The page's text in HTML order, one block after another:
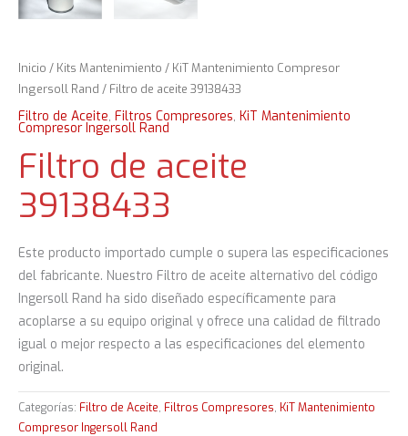
Inicio / Kits Mantenimiento / KiT Mantenimiento Compresor
Ingersoll Rand / Filtro de aceite 39138433
Filtro de Aceite, Filtros Compresores, KiT Mantenimiento
Compresor Ingersoll Rand
Filtro de aceite
39138433
Este producto importado cumple o supera las especificaciones
del fabricante. Nuestro Filtro de aceite alternativo del código
Ingersoll Rand ha sido diseñado específicamente para
acoplarse a su equipo original y ofrece una calidad de filtrado
igual o mejor respecto a las especificaciones del elemento
original.
Categorías: Filtro de Aceite, Filtros Compresores, KiT Mantenimiento
Compresor Ingersoll Rand